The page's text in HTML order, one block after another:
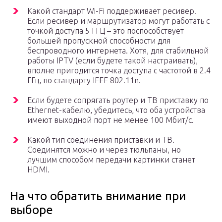
Какой стандарт Wi-Fi поддерживает ресивер.
Если ресивер и маршрутизатор могут работать с
точкой доступа 5 ГГЦ – это поспособствует
большей пропускной способности для
беспроводного интернета. Хотя, для стабильной
работы IPTV (если будете такой настраивать),
вполне пригодится точка доступа с частотой в 2.4
ГГц, по стандарту IEEE 802.11n.
Если будете сопрягать роутер и ТВ приставку по
Ethernet-кабелю, убедитесь, что оба устройства
имеют выходной порт не менее 100 Мбит/с.
Какой тип соединения приставки и ТВ.
Соединятся можно и через тюльпаны, но
лучшим способом передачи картинки станет
HDMI.
На что обратить внимание при
выборе